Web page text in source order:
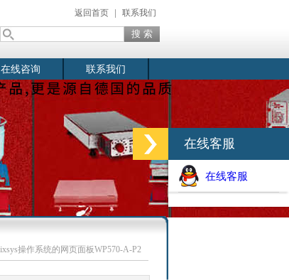
返回首页 联系我们
在线咨询 联系我们
操作系统的网页面板WP570-A-P2
在线客服
在线客服